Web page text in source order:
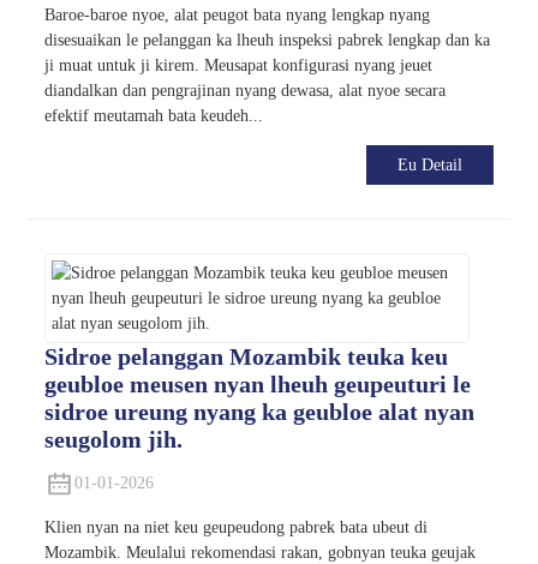
Baroe-baroe nyoe, alat peugot bata nyang lengkap nyang
disesuaikan le pelanggan ka lheuh inspeksi pabrek lengkap dan ka
ji muat untuk ji kirem. Meusapat konfigurasi nyang jeuet
diandalkan dan pengrajinan nyang dewasa, alat nyoe secara
efektif meutamah bata keudeh...
Eu Detail
Sidroe pelanggan Mozambik teuka keu
geubloe meusen nyan lheuh geupeuturi le
sidroe ureung nyang ka geubloe alat nyan
seugolom jih.
01-01-2026
Klien nyan na niet keu geupeudong pabrek bata ubeut di
Mozambik. Meulalui rekomendasi rakan, gobnyan teuka geujak